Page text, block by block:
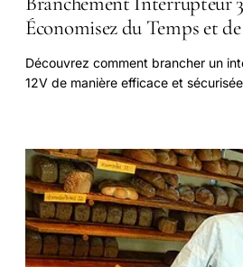
Économisez du Temps et
Découvrez comment brancher un
12V de manière efficace et